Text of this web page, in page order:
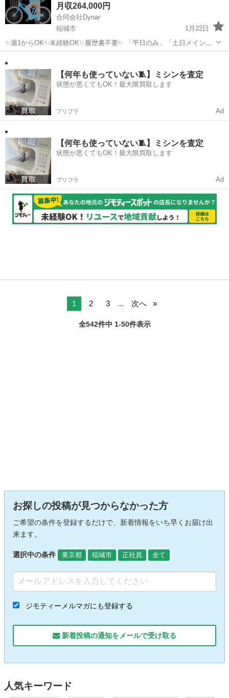
月収264,000円
合同会社Dynar
稲城市
1月22日
✨週1からOK✨未経験OK✨履歴書不要✨ 「平日のみ」「土日メイン」
「Wワーク」など働き方はなんでも可！ シフト自由に組めます！ 午前
のみ午後のみ可能！ アルバイト枠もございます。 自転車は会社で用意
します🚲 ...
【何年も使っていない🧵】ミシンを査定
状態が悪くてもOK！最大限買取します
プリフラ Ad
【何年も使っていない🧵】ミシンを査定
状態が悪くてもOK！最大限買取します
プリフラ Ad
1 2 3 ... 次へ
全542件中 1-50件表示
お探しの投稿が見つからなかった方
ご希望の条件を登録するだけで、新着情報をいち早くお届け出
来ます。
選択中の条件 東京都 稲城市 正社員 全て
ジモティーメルマガにも登録する
新着投稿の通知をメールで受け取る
人気キーワード